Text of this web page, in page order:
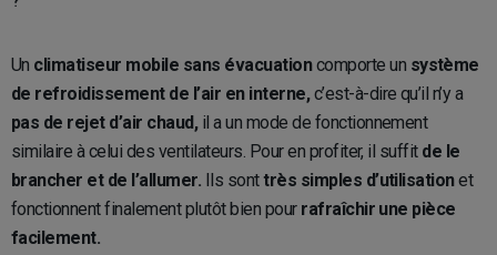
Un climatiseur mobile sans évacuationcomporte un système
de refroidissement de l’air en interne,c’est-à-dire qu’il n’y a
pas de rejet d’air chaud,il a un mode de fonctionnement
similaire à celui des ventilateurs. Pour en profiter, il suffit de le
brancher et de l’allumer. Ils sonttrès simples d’utilisationet
fonctionnent finalement plutôt bien pourrafraîchir une pièce
facilement.